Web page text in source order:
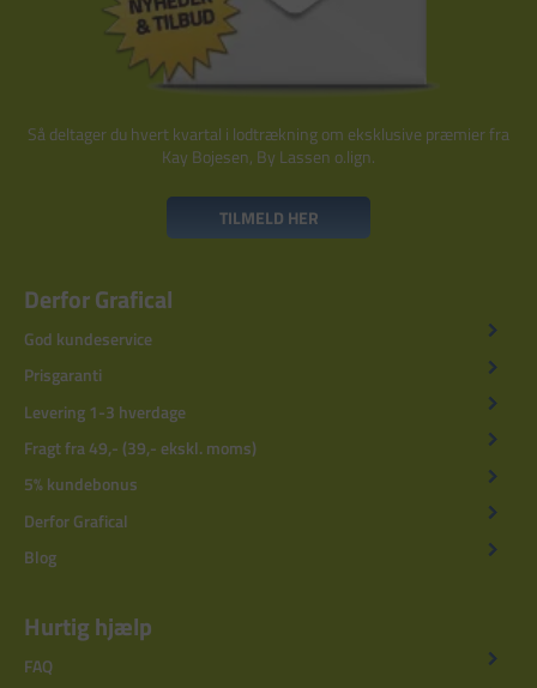
Så deltager du hvert kvartal i lodtrækning om eksklusive præmier fra
Kay Bojesen, By Lassen o.lign.
TILMELD HER
Derfor Grafical
God kundeservice
Prisgaranti
Levering 1-3 hverdage
Fragt fra 49,- (39,- ekskl. moms)
5% kundebonus
Derfor Grafical
Blog
Hurtig hjælp
FAQ